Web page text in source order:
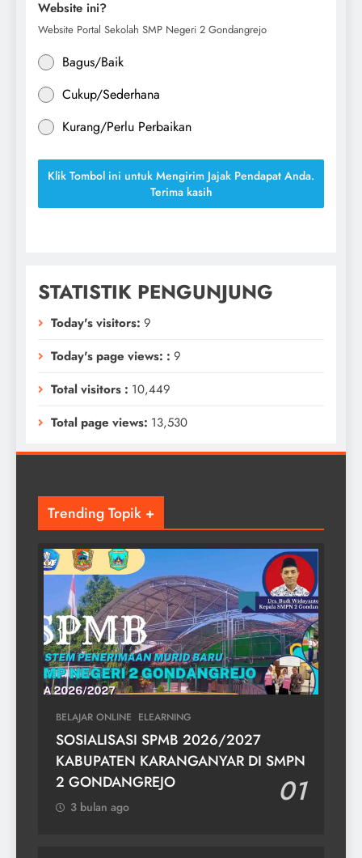
Website ini?
Website Portal Sekolah SMP Negeri 2 Gondangrejo
Bagus/Baik
Cukup/Sederhana
Kurang/Perlu Perbaikan
Klik Tombol ini untuk Mengirim Jajak Pendapat Anda.
Terima kasih
STATISTIK PENGUNJUNG
Today's visitors: 9
Today's page views: : 9
Total visitors : 10,449
Total page views: 13,530
Trending Topik +
BELAJAR ONLINE ELEARNING
SOSIALISASI SPMB 2026/2027
KABUPATEN KARANGANYAR DI SMPN
2 GONDANGREJO
01
3 bulan ago